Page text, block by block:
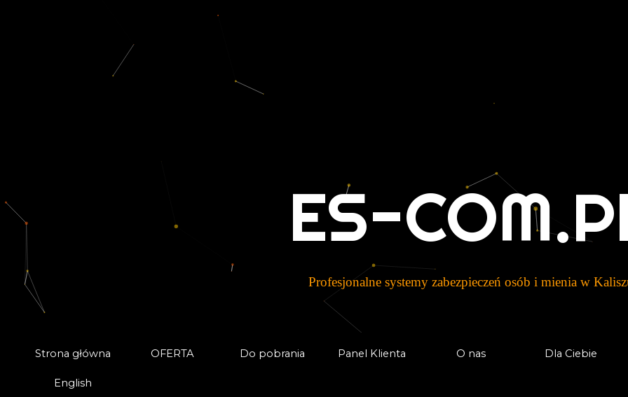
ES-
Profesjonalne systemy zabezpieczeń osób i mienia w
Strona główna OFERTA Do pobrania Panel Klienta O nas Dla Ciebie
English